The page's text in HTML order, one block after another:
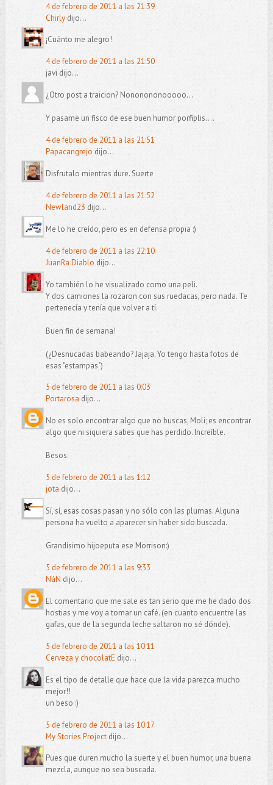
4 de febrero de 2011 a las 21:39
Chirlydijo...
¡Cuánto me alegro!
4 de febrero de 2011 a las 21:50
javi dijo...
¿Otro post a traicion? Nononononooooo...
Y pasame un fisco de ese buen humor porfiplis....
4 de febrero de 2011 a las 21:51
Papacangrejo dijo...
Disfrutalo mientras dure. Suerte
4 de febrero de 2011 a las 21:52
Newland23 dijo...
Me lo he creído, pero es en defensa propia :)
4 de febrero de 2011 a las 22:10
JuanRa Diablo dijo...
Yo también lo he visualizado como una peli.
Y dos camiones la rozaron con sus ruedacas, pero nada. Te
pertenecía y tenía que volver a tí.
Buen fin de semana!
(¿Desnucadas babeando? Jajaja. Yo tengo hasta fotos de
esas "estampas")
5 de febrero de 2011 a las 0:03
Portarosa dijo...
No es solo encontrar algo que no buscas, Moli; es encontrar
algo que ni siquiera sabes que has perdido. Increíble.
Besos.
5 de febrero de 2011 a las 1:12
jota dijo...
Sí, sí, esas cosas pasan y no sólo con las plumas. Alguna
persona ha vuelto a aparecer sin haber sido buscada.
Grandísimo hijoeputa ese Morrison:)
5 de febrero de 2011 a las 9:33
NáN dijo...
El comentario que me sale es tan serio que me he dado dos
hostias y me voy a tomar un café. (en cuanto encuentre las
gafas, que de la segunda leche saltaron no sé dónde).
5 de febrero de 2011 a las 10:11
Cerveza y chocolatE dijo...
Es el tipo de detalle que hace que la vida parezca mucho
mejor!!
un beso :)
5 de febrero de 2011 a las 10:17
My Stories Projectdijo...
Pues que duren mucho la suerte y el buen humor, una buena
mezcla, aunque no sea buscada.